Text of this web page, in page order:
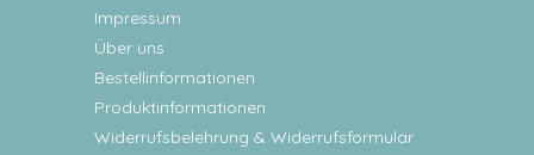
Impressum
Über uns
Bestellinformationen
Produktinformationen
Widerrufsbelehrung & Widerrufsformular